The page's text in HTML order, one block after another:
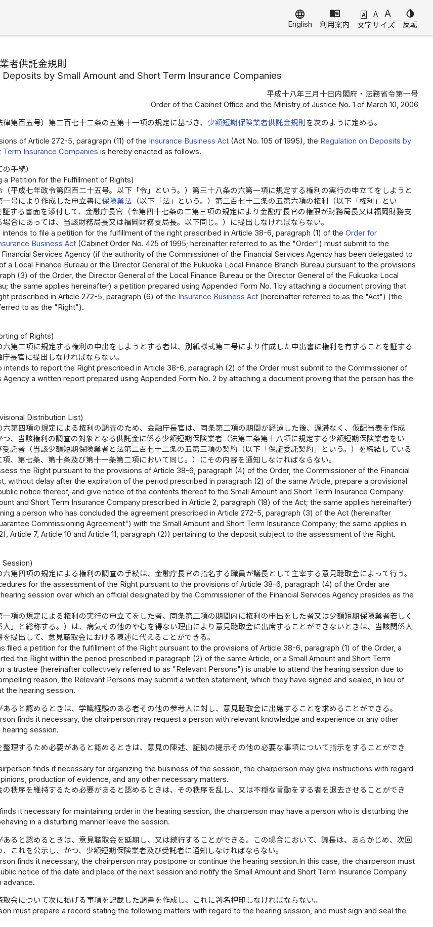
language
English
menu_book
利用案内
A A A
文字サイズ
invert_colors
反転
者供託金規則
Deposits by Small Amount and Short Term Insurance Companies
平成十八年三月十日内閣府・法務省令第一号
Order of the Cabinet Office and the Ministry of Justice No. 1 of March 10, 2006
第百五号）第二百七十二条の五第十一項の規定に基づき、 少額短期保険業者供託金規則 を次のように定める。
of Article 272-5, paragraph (11) of the Insurance Business Act(Act No. 105 of 1995), the Regulation on Deposits by
Term Insurance Companies is hereby enacted as follows.
手続）
a Petition for the Fulfillment of Rights)
（平成七年政令第四百二十五号。以下「令」という。）第三十八条の六第一項に規定する権利の実行の申立てをしようと
号により作成した申立書に保険業法（以下「法」という。）第二百七十二条の五第六項の権利（以下「権利」とい
証する書面を添付して、金融庁長官（令第四十七条の二第三項の規定により金融庁長官の権限が財務局長又は福岡財務支
合にあっては、当該財務局長又は福岡財務支局長。以下同じ。）に提出しなければならない。
intends to file a petition for the fulfillment of the right prescribed in Article 38-6, paragraph (1) of the Order for
Business Act(Cabinet Order No. 425 of 1995; hereinafter referred to as the "Order") must submit to the
Services Agency (if the authority of the Commissioner of the Financial Services Agency has been delegated to
a Local Finance Bureau or the Director General of the Fukuoka Local Finance Branch Bureau pursuant to the provisions
(3) of the Order, the Director General of the Local Finance Bureau or the Director General of the Fukuoka Local
the same applies hereinafter) a petition prepared using Appended Form No. 1 by attaching a document proving that
prescribed in Article 272-5, paragraph (6) of the Insurance Business Act(hereinafter referred to as the "Act") (the
to as the "Right").
of Rights)
六第二項に規定する権利の申出をしようとする者は、別紙様式第二号により作成した申出書に権利を有することを証する
長官に提出しなければならない。
intends to report the Right prescribed in Article 38-6, paragraph (2) of the Order must submit to the Commissioner of
Agency a written report prepared using Appended Form No. 2 by attaching a document proving that the person has the
Distribution List)
六第四項の規定による権利の調査のため、金融庁長官は、同条第二項の期間が経過した後、遅滞なく、仮配当表を作成
つ、当該権利の調査の対象となる供託金に係る少額短期保険業者（法第二条第十八項に規定する少額短期保険業者をい
受託者（当該少額短期保険業者と法第二百七十二条の五第三項の契約（以下「保証委託契約」という。）を締結している
、第七条、第十条及び第十一条第二項において同じ。）にその内容を通知しなければならない。
the Right pursuant to the provisions of Article 38-6, paragraph (4) of the Order, the Commissioner of the Financial
without delay after the expiration of the period prescribed in paragraph (2) of the same Article, prepare a provisional
notice thereof, and give notice of the contents thereof to the Small Amount and Short Term Insurance Company
and Short Term Insurance Company prescribed in Article 2, paragraph (18) of the Act; the same applies hereinafter)
a person who has concluded the agreement prescribed in Article 272-5, paragraph (3) of the Act (hereinafter
Commissioning Agreement") with the Small Amount and Short Term Insurance Company; the same applies in
Article 7, Article 10 and Article 11, paragraph (2)) pertaining to the deposit subject to the assessment of the Right.
Session)
第四項の規定による権利の調査の手続は、金融庁長官の指名する職員が議長として主宰する意見聴取会によって行う。
for the assessment of the Right pursuant to the provisions of Article 38-6, paragraph (4) of the Order are
session over which an official designated by the Commissioner of the Financial Services Agency presides as the
項の規定による権利の実行の申立てをした者、同条第二項の期間内に権利の申出をした者又は少額短期保険業者若しく
人」と総称する。）は、病気その他のやむを得ない理由により意見聴取会に出席することができないときは、当該関係人
提出して、意見聴取会における陳述に代えることができる。
filed a petition for the fulfillment of the Right pursuant to the provisions of Article 38-6, paragraph (1) of the Order, a
the Right within the period prescribed in paragraph (2) of the same Article, or a Small Amount and Short Term
a trustee (hereinafter collectively referred to as "Relevant Persons") is unable to attend the hearing session due to
reason, the Relevant Persons may submit a written statement, which they have signed and sealed, in lieu of
the hearing session.
ると認めるときは、学識経験のある者その他の参考人に対し、意見聴取会に出席することを求めることができる。
finds it necessary, the chairperson may request a person with relevant knowledge and experience or any other
session.
整理するため必要があると認めるときは、意見の陳述、証拠の提示その他の必要な事項について指示をすることができ
finds it necessary for organizing the business of the session, the chairperson may give instructions with regard
production of evidence, and any other necessary matters.
秩序を維持するため必要があると認めるときは、その秩序を乱し、又は不穏な言動をする者を退去させることができ
it necessary for maintaining order in the hearing session, the chairperson may have a person who is disturbing the
in a disturbing manner leave the session.
あると認めるときは、意見聴取会を延期し、又は続行することができる。この場合において、議長は、あらかじめ、次回
これを公示し、かつ、少額短期保険業者及び受託者に通知しなければならない。
finds it necessary, the chairperson may postpone or continue the hearing session.In this case, the chairperson must
notice of the date and place of the next session and notify the Small Amount and Short Term Insurance Company
advance.
会について次に掲げる事項を記載した調書を作成し、これに署名押印しなければならない。
must prepare a record stating the following matters with regard to the hearing session, and must sign and seal the